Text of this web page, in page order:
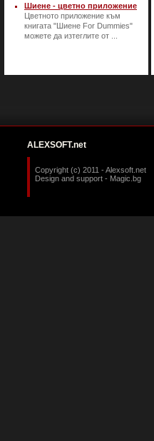
Шиене - цветно приложение
Цветното приложение към
книгата "Шиене For Dummies"
можете да изтеглите от ...
ALEXSOFT.net
Copyright (c) 2011 - Alexsoft.net
Design and support - Magic.bg